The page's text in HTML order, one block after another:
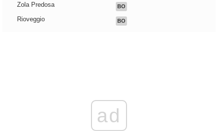
Zola Predosa BO
Rioveggio BO
ad